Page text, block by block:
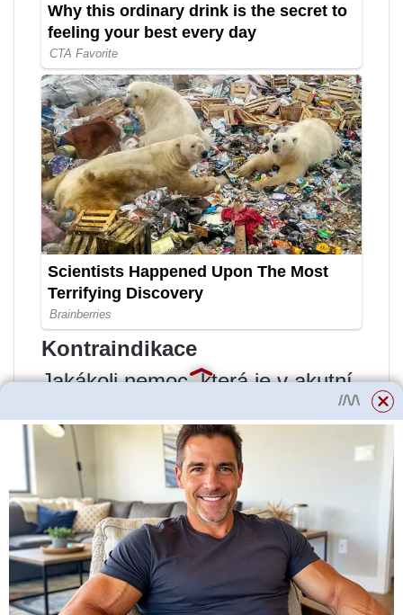
Kontraindikace
Jakákoli nemoc, která je v akutní
fázi; Těhotenství; Akutní infekce;
Alergie během jejich projevu;
Zlomeniny ve fázi hojení;
Tuberkulóza; Epilepsie; zhoubné
nádory; Duševní poruchy.
Výsledky léčby
Již po několika sezeních pocítíte